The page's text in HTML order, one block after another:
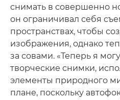
снимать в совершенно
он ограничивал себя
пространствах, чтобы
изображения, однако
за совами. «Теперь я
творческие снимки,
элементы природного
плане, поскольку